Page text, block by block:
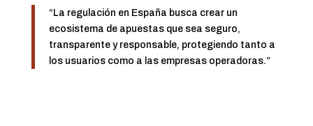
“La regulación en España busca crear un
ecosistema de apuestas que sea seguro,
transparente y responsable, protegiendo tanto a
los usuarios como a las empresas operadoras.”